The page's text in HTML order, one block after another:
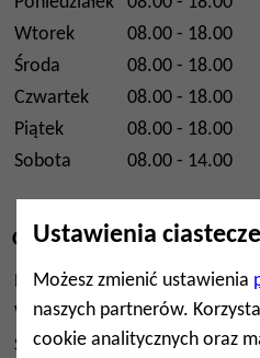
Wtorek
08.00 - 18.00
Środa
08.00 - 18.00
Czwartek
08.00 - 18.00
Piątek
08.00 - 18.00
Sobota
08.00 - 14.00
Części zamienne
Poniedziałek
08.00 - 18.00
Wtorek
08.00 - 18.00
Środa
08.00 - 18.00
Ustawienia
Możesz zmienić ustawienia
naszych partnerów.
cookie analitycznych oraz